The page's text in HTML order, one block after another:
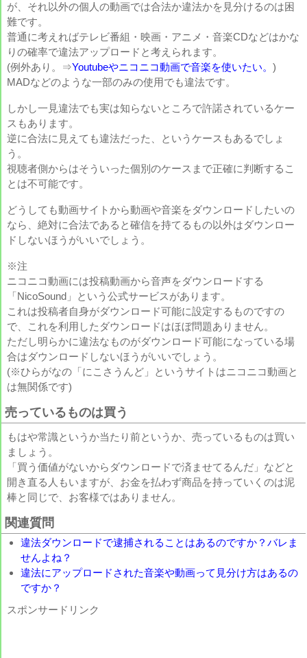
が、それ以外の個人の動画では合法か違法かを見分けるのは困
難です。
普通に考えればテレビ番組・映画・アニメ・音楽CDなどはかな
りの確率で違法アップロードと考えられます。
(例外あり。⇒Youtubeやニコニコ動画で音楽を使いたい。 )
MADなどのような一部のみの使用でも違法です。
しかし一見違法でも実は知らないところで許諾されているケー
スもあります。
逆に合法に見えても違法だった、というケースもあるでしょ
う。
視聴者側からはそういった個別のケースまで正確に判断するこ
とは不可能です。
どうしても動画サイトから動画や音楽をダウンロードしたいの
なら、絶対に合法であると確信を持てるもの以外はダウンロー
ドしないほうがいいでしょう。
※注
ニコニコ動画には投稿動画から音声をダウンロードする
「NicoSound」という公式サービスがあります。
これは投稿者自身がダウンロード可能に設定するものですの
で、これを利用したダウンロードはほぼ問題ありません。
ただし明らかに違法なものがダウンロード可能になっている場
合はダウンロードしないほうがいいでしょう。
(※ひらがなの「にこさうんど」というサイトはニコニコ動画と
は無関係です)
売っているものは買う
もはや常識というか当たり前というか、売っているものは買い
ましょう。
「買う価値がないからダウンロードで済ませてるんだ」などと
開き直る人もいますが、お金を払わず商品を持っていくのは泥
棒と同じで、お客様ではありません。
関連質問
違法ダウンロードで逮捕されることはあるのですか？バレま
せんよね？
違法にアップロードされた音楽や動画って見分け方はあるの
ですか？
スポンサードリンク